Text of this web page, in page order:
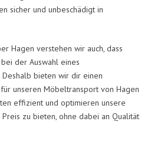
sicher und unbeschädigt in
Hagen verstehen wir auch, dass
der Auswahl eines
Deshalb bieten wir dir einen
unseren Möbeltransport von Hagen
effizient und optimieren unsere
zu bieten, ohne dabei an Qualität